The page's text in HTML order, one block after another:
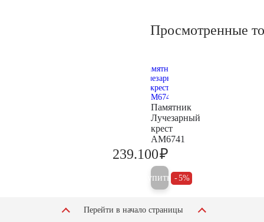
Просмотренные
Памятник
Лучезарный
крест
AM6741
239.100₽
Купить 5%
Перейти в начало страницы